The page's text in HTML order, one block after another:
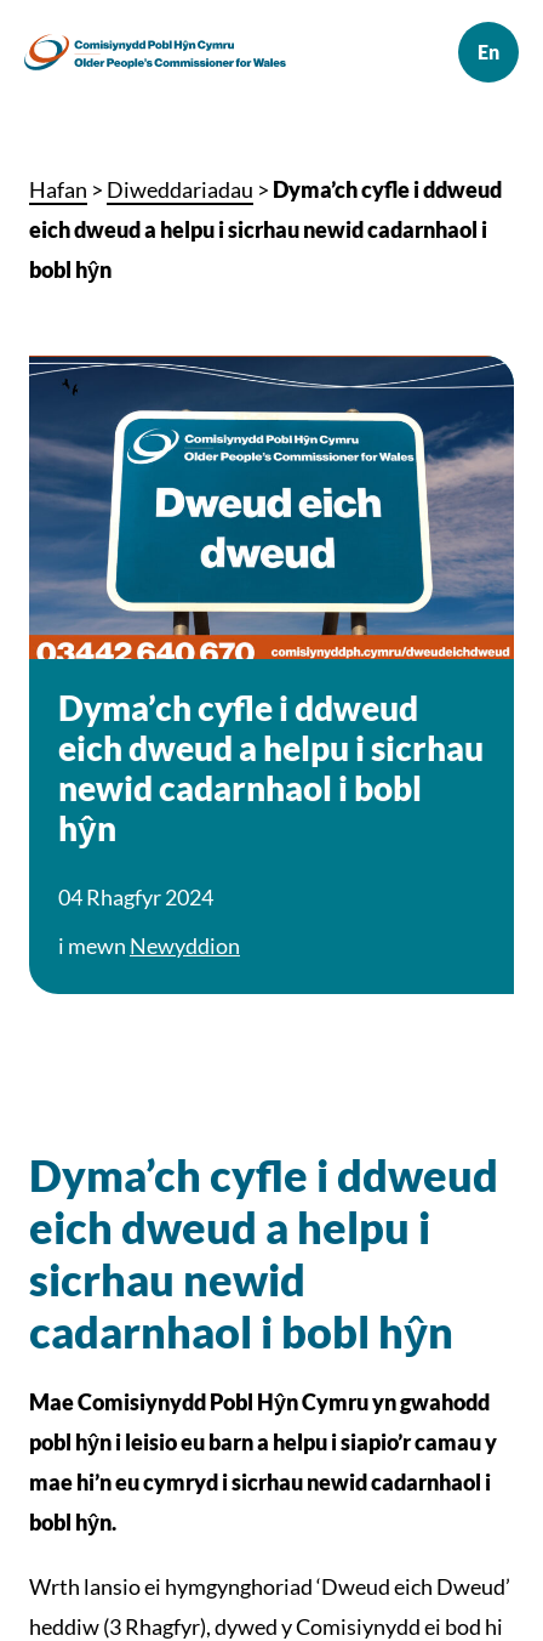
Hafan > Diweddariadau > Dyma’ch cyfle i ddweud
eich dweud a helpu i sicrhau newid cadarnhaol i
bobl hŷn
Dyma’ch cyfle i ddweud
eich dweud a helpu i sicrhau
newid cadarnhaol i bobl
hŷn
04 Rhagfyr 2024
i mewn Newyddion
Dyma’ch cyfle i ddweud
eich dweud a helpu i
sicrhau newid
cadarnhaol i bobl hŷn
Mae Comisiynydd Pobl Hŷn Cymru yn gwahodd
pobl hŷn i leisio eu barn a helpu i siapio’r camau y
mae hi’n eu cymryd i sicrhau newid cadarnhaol i
bobl hŷn.
Wrth lansio ei hymgynghoriad ‘Dweud eich Dweud’
heddiw (3 Rhagfyr), dywed y Comisiynydd ei bod hi